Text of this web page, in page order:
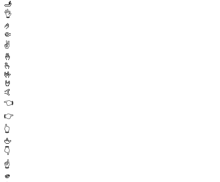
🫸
👌
🤌
🤏
✌️
🤞
🫰
🤟
🤘
🤙
👈
👉
👆
🖕
👇
☝️
🫵